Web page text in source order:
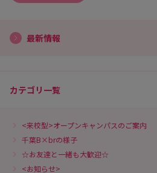
最新情報
カテゴリ一覧
<来校型>オープンキャンパスのご案内
千葉B×brの様子
☆お友達と一緒も大歓迎☆
<お知らせ>